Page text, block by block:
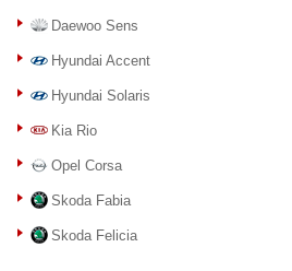
Daewoo Sens
Hyundai Accent
Hyundai Solaris
Kia Rio
Opel Corsa
Skoda Fabia
Skoda Felicia